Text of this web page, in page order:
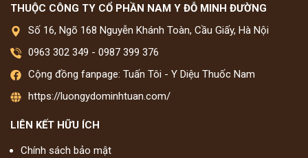
THUỘC CÔNG TY CỔ PHẦN NAM Y ĐỖ MINH ĐƯỜNG
Số 16, Ngõ 168 Nguyễn Khánh Toàn, Cầu Giấy, Hà Nội
0963 302 349 - 0987 399 376
Cộng đồng fanpage: Tuấn Tôi - Y Diệu Thuốc Nam
https://luongydominhtuan.com/
LIÊN KẾT HỮU ÍCH
Chính sách bảo mật